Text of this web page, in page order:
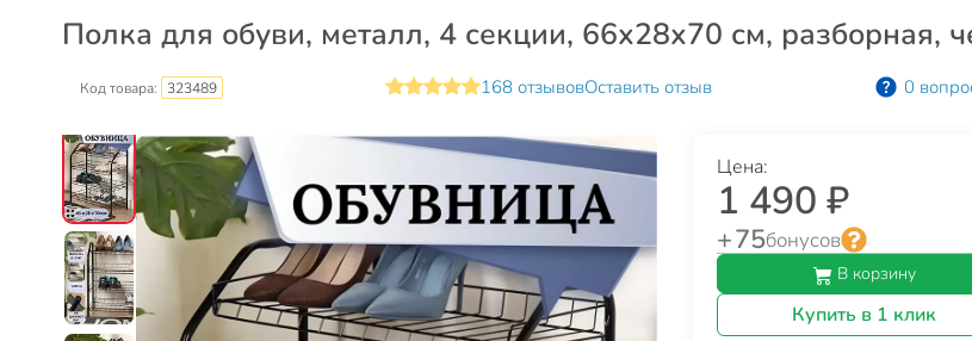
Полка для обуви, металл, 4 секции, 66х28х70 см, разборная,
Код товара: 323489 168 отзывовОставить отзыв 0
Цена:
1 490 ₽
+ 75бонусов
В корзину
Купить в 1 клик